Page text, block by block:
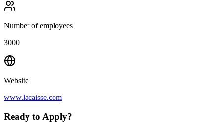
Number of employees
3000
Website
www.lacaisse.com
Ready to Apply?